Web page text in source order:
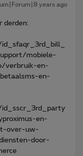
years ago
derden:
mobiele-
verbruik-en-
en-
en-
over-uw-
door-